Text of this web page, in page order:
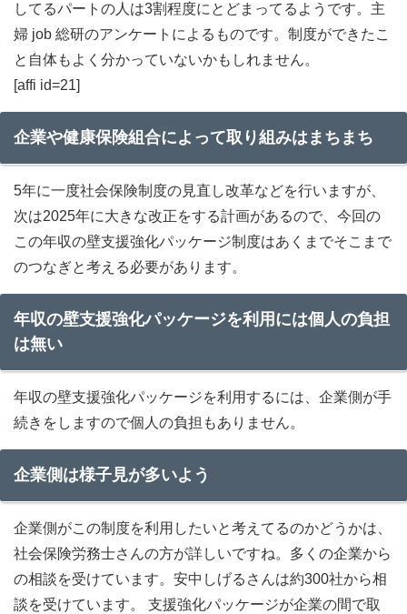
してるパートの人は3割程度にとどまってるようです。主
婦 job 総研のアンケートによるものです。制度ができたこ
と自体もよく分かっていないかもしれません。
[affi id=21]
企業や健康保険組合によって取り組みはまちまち
5年に一度社会保険制度の見直し改革などを行いますが、
次は2025年に大きな改正をする計画があるので、今回の
この年収の壁支援強化パッケージ制度はあくまでそこまで
のつなぎと考える必要があります。
年収の壁支援強化パッケージを利用には個人の負担
は無い
年収の壁支援強化パッケージを利用するには、企業側が手
続きをしますので個人の負担もありません。
企業側は様子見が多いよう
企業側がこの制度を利用したいと考えてるのかどうかは、
社会保険労務士さんの方が詳しいですね。多くの企業から
の相談を受けています。安中しげるさんは約300社から相
談を受けています。 支援強化パッケージが企業の間で取